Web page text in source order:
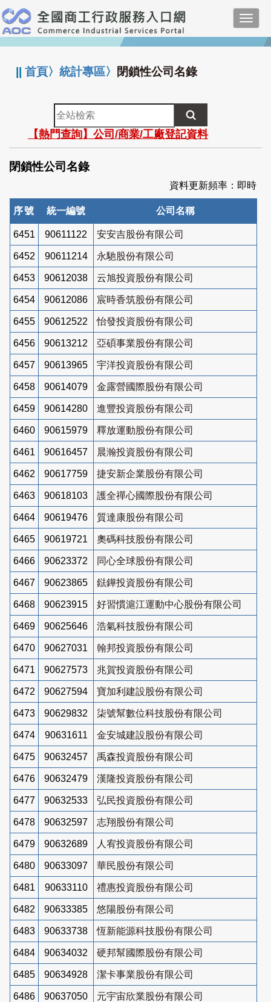
跳
到
主
要
:::
||首頁〉統計專區〉 閉鎖性公司名錄
全
站
檢
索
【熱門查詢】公司/商業/工廠登記資料
閉鎖性公司名錄
資料更新頻率：即時
序號 統一編號 公司名稱
6451 90611122 安安吉股份有限公司
6452 90611214 永馳股份有限公司
6453 90612038 云旭投資股份有限公司
6454 90612086 宸時香筑股份有限公司
6455 90612522 怡發投資股份有限公司
6456 90613212 亞碩事業股份有限公司
6457 90613965 宇洋投資股份有限公司
6458 90614079 金露營國際股份有限公司
6459 90614280 進豐投資股份有限公司
6460 90615979 釋放運動股份有限公司
6461 90616457 晨瀚投資股份有限公司
6462 90617759 捷安新企業股份有限公司
6463 90618103 護全禪心國際股份有限公司
6464 90619476 質達康股份有限公司
6465 90619721 奧碼科技股份有限公司
6466 90623372 同心全球股份有限公司
6467 90623865 鍅鏵投資股份有限公司
6468 90623915 好習慣滬江運動中心股份有限公司
6469 90625646 浩氣科技股份有限公司
6470 90627031 翰邦投資股份有限公司
6471 90627573 兆賀投資股份有限公司
6472 90627594 寶加利建設股份有限公司
6473 90629832 柒號幫數位科技股份有限公司
6474 90631611 金安城建設股份有限公司
6475 90632457 禹森投資股份有限公司
6476 90632479 漢隆投資股份有限公司
6477 90632533 弘民投資股份有限公司
6478 90632597 志翔股份有限公司
6479 90632689 人宥投資股份有限公司
6480 90633097 華民股份有限公司
6481 90633110 禮惠投資股份有限公司
6482 90633385 悠陽股份有限公司
6483 90633738 恆新能源科技股份有限公司
6484 90634032 硬邦幫國際股份有限公司
6485 90634928 潔卡事業股份有限公司
6486 90637050 元宇宙欣業股份有限公司